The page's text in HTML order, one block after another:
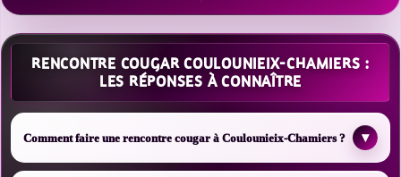
RENCONTRE COUGAR COULOUNIEIX-CHAMIERS :
LES RÉPONSES À CONNAÎTRE
Comment faire une rencontre cougar à Coulounieix-Chamiers ? ▾